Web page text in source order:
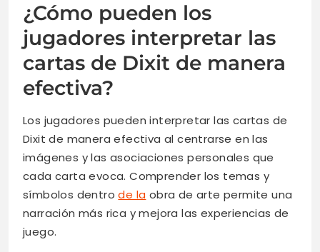
¿Cómo pueden los
jugadores interpretar las
cartas de Dixit de manera
efectiva?
Los jugadores pueden interpretar las cartas de
Dixit de manera efectiva al centrarse en las
imágenes y las asociaciones personales que
cada carta evoca. Comprender los temas y
símbolos dentrode la obra de arte permite una
narración más rica y mejora las experiencias de
juego.